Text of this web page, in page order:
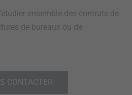
ensemble des contrats de
de bureaux ou de
CONTACTER